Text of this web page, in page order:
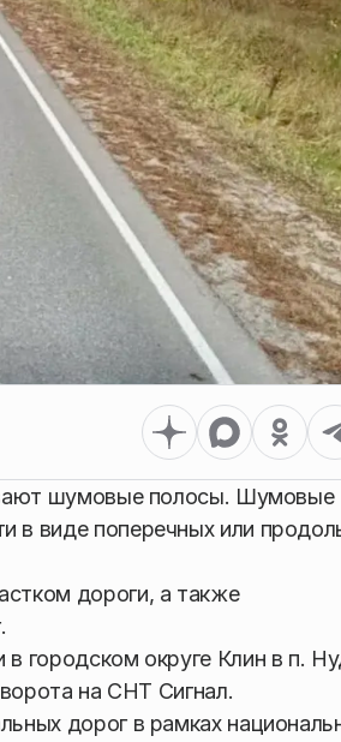
шумовые полосы. Шумовые
в виде поперечных или
дороги, а также
городском округе Клин в п.
на СНТ Сигнал.
дорог в рамках